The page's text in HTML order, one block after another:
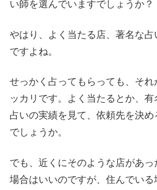
い師を選んでいますでしょうか？
やはり、よく当たる店、著名な
ですよね。
せっかく占ってもらっても、そ
ッカリです。よく当たるとか、有
占いの実績を見て、依頼先を決
でしょうか。
でも、近くにそのような店があ
場合はいいのですが、住んでい